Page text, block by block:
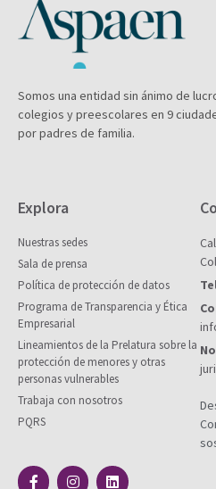
Somos una entidad sin ánimo de
colegios y preescolares en 9
por padres de familia.
Explora
Nuestras sedes
Sala de prensa
Política de protección de datos
Programa de Transparencia y Ética
Empresarial
Lineamientos de la Prelatura sobre la
protección de menores y otras
personas vulnerables
Trabaja con nosotros
PQRS